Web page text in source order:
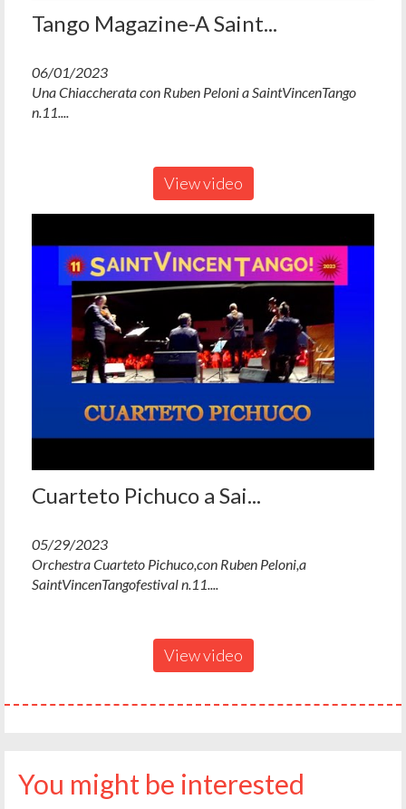
Tango Magazine-A Saint...
06/01/2023
Una Chiaccherata con Ruben Peloni a SaintVincenTango
n.11....
View video
Cuarteto Pichuco a Sai...
05/29/2023
Orchestra Cuarteto Pichuco,con Ruben Peloni,a
SaintVincenTangofestival n.11....
View video
You might be interested